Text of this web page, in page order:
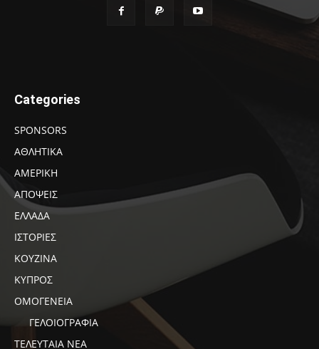
Categories
SPONSORS
ΑΘΛΗΤΙΚΑ
ΑΜΕΡΙΚΗ
ΑΠΟΨΕΙΣ
ΕΛΛΑΔΑ
ΙΣΤΟΡΙΕΣ
ΚΟΥΖΙΝΑ
ΚΥΠΡΟΣ
ΟΜΟΓΕΝΕΙΑ
ΓΕΛΟΙΟΓΡΑΦΙΑ
ΤΕΛΕΥΤΑΙΑ ΝΕΑ